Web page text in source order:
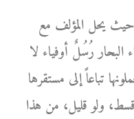
يحل المؤلف مع
رُسُلٌ أوفياء لا
تباعاً إلى مستقرها
ولو قليل، من هذا